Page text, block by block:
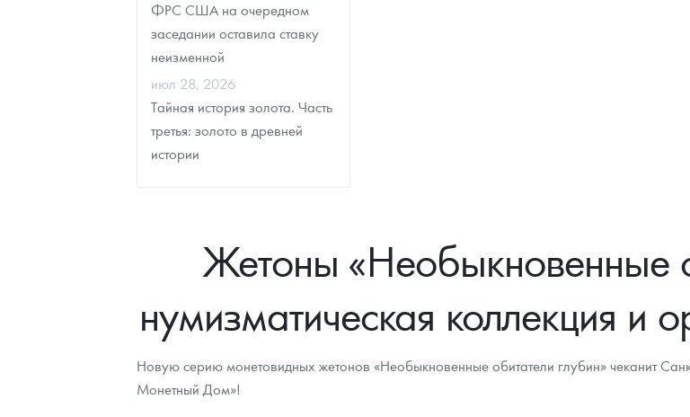
ФРС США на очередном
заседании оставила ставку
неизменной
июл 28, 2026
Тайная история золота. Часть
третья: золото в древней
истории
Жетоны «Необыкновенные
нумизматическая коллекция и
Новую серию монетовидных жетонов «Необыкновенные обитатели глубин» чеканит
Монетный Дом»!